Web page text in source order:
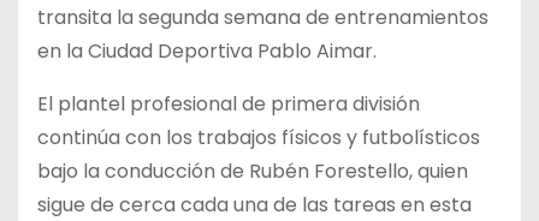
transita la segunda semana de entrenamientos
en la Ciudad Deportiva Pablo Aimar.
El plantel profesional de primera división
continúa con los trabajos físicos y futbolísticos
bajo la conducción de Rubén Forestello, quien
sigue de cerca cada una de las tareas en esta